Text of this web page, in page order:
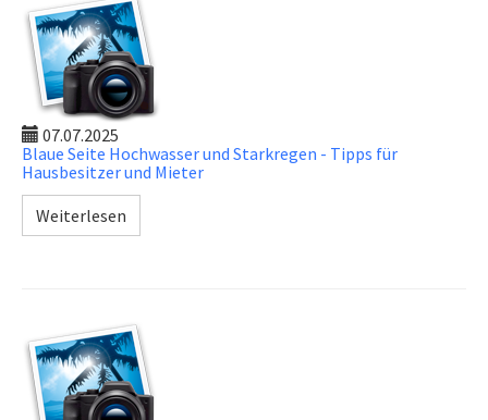
07.07.2025
Blaue Seite Hochwasser und Starkregen - Tipps für
Hausbesitzer und Mieter
Weiterlesen